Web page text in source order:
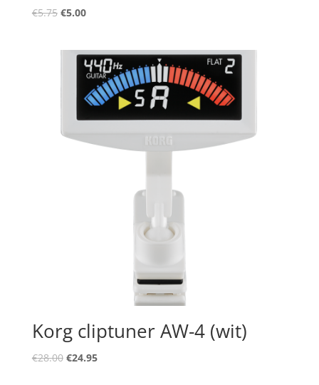
€5.75 Oorspronkelijke
€5.75.
€5.00Huidige
€5.00.
Korg cliptuner AW-4 (wit)
€28.00 Oorspronkelijke
€24.95Huidige